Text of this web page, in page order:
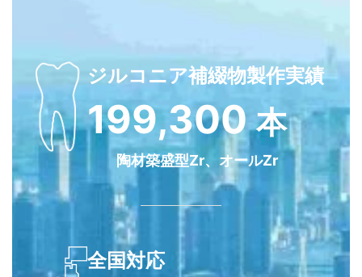
ジルコニア補綴物製作実績
199,300 本
陶材築盛型Zr、オールZr
全国対応